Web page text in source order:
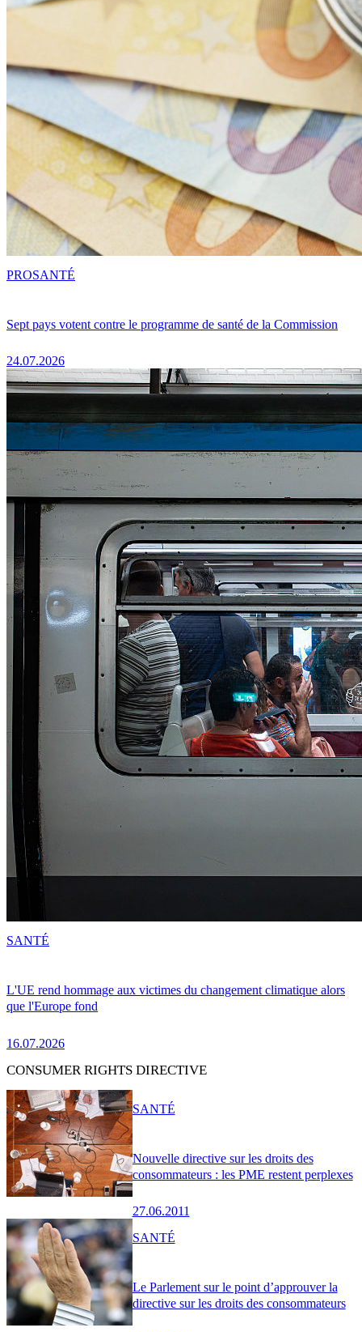
Sept pays votent contre le programme de santé de la Commission
24.07.2026
PROSANTÉ
L'UE rend hommage aux victimes du changement climatique alors
que l'Europe fond
16.07.2026
SANTÉ
CONSUMER RIGHTS DIRECTIVE
Nouvelle directive sur les droits des
consommateurs : les PME restent perplexes
27.06.2011
SANTÉ
Le Parlement sur le point d’approuver la
directive sur les droits des consommateurs
SANTÉ